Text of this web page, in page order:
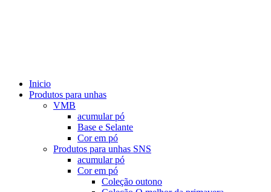
Inicio
Produtos para unhas
VMB
acumular pó
Base e Selante
Cor em pó
Produtos para unhas SNS
acumular pó
Cor em pó
Coleção outono